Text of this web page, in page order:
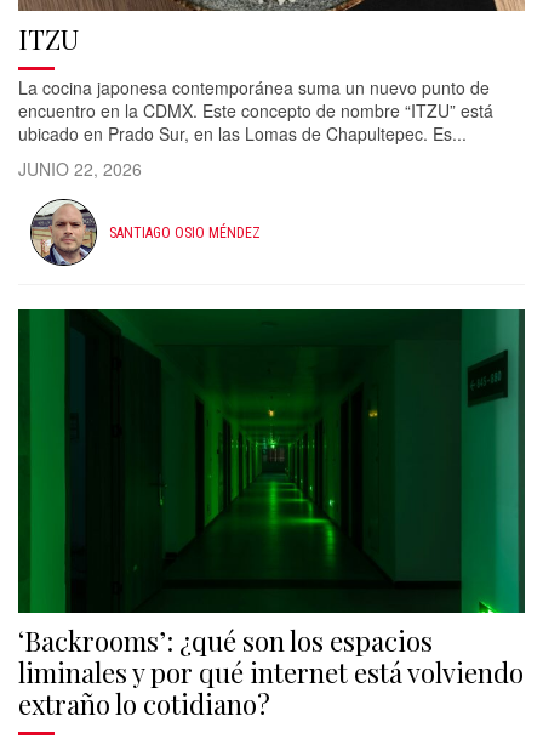
ITZU
La cocina japonesa contemporánea suma un nuevo punto de
encuentro en la CDMX. Este concepto de nombre “ITZU” está
ubicado en Prado Sur, en las Lomas de Chapultepec. Es...
JUNIO 22, 2026
SANTIAGO OSIO MÉNDEZ
‘Backrooms’: ¿qué son los espacios
liminales y por qué internet está volviendo
extraño lo cotidiano?